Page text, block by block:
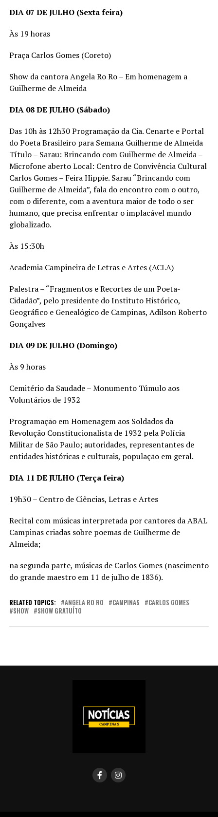
DIA 07 DE JULHO (Sexta feira)
Às 19 horas
Praça Carlos Gomes (Coreto)
Show da cantora Angela Ro Ro – Em homenagem a
Guilherme de Almeida
DIA 08 DE JULHO (Sábado)
Das 10h às 12h30 Programação da Cia. Cenarte e Portal
do Poeta Brasileiro para Semana Guilherme de Almeida
Título – Sarau: Brincando com Guilherme de Almeida –
Microfone aberto Local: Centro de Convivência Cultural
Carlos Gomes – Feira Hippie. Sarau “Brincando com
Guilherme de Almeida”, fala do encontro com o outro,
com o diferente, com a aventura maior de todo o ser
humano, que precisa enfrentar o implacável mundo
globalizado.
Às 15:30h
Academia Campineira de Letras e Artes (ACLA)
Palestra – “Fragmentos e Recortes de um Poeta-
Cidadão”, pelo presidente do Instituto Histórico,
Geográfico e Genealógico de Campinas, Adilson Roberto
Gonçalves
DIA 09 DE JULHO (Domingo)
Às 9 horas
Cemitério da Saudade – Monumento Túmulo aos
Voluntários de 1932
Programação em Homenagem aos Soldados da
Revolução Constitucionalista de 1932 pela Polícia
Militar de São Paulo; autoridades, representantes de
entidades históricas e culturais, população em geral.
DIA 11 DE JULHO (Terça feira)
19h30 – Centro de Ciências, Letras e Artes
Recital com músicas interpretada por cantores da ABAL
Campinas criadas sobre poemas de Guilherme de
Almeida;
na segunda parte, músicas de Carlos Gomes (nascimento
do grande maestro em 11 de julho de 1836).
RELATED TOPICS: ANGELA RO RO CAMPINAS
CARLOS GOMES
SHOW
SHOW GRATUÍTO